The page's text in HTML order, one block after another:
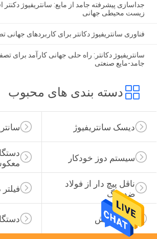
جداسازی پیشرفته جامد از مایع: سانتریفیوژ
زیست محیطی جهانی
فناوری سانتریفیوژ دکانتر برای کاربردهای جهانی
سانتریفیوژ دکانتر: راه حلی جهانی کارآمد برای
جامد-مایع صنعتی
دسته بندی های محبوب
دیسک سانتریفیوژ
سیستم دوز خودکار
ناقل پیچ دار از فولاد
ضد زنگ
لجن خراش